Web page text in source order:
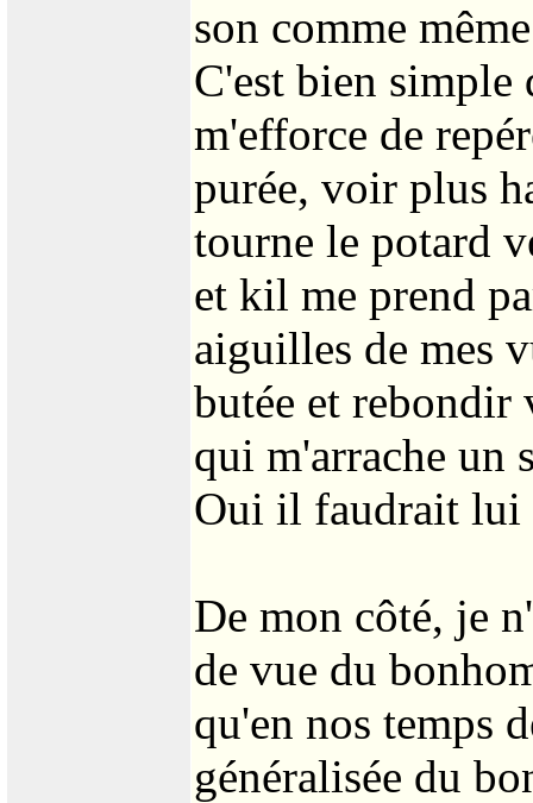
son comme
C'est bien simple
m'efforce de
purée, voir plus
tourne le potard
et kil me prend
aiguilles de mes
butée et rebondir
qui m'arrache un
Oui il faudrait lui
De mon côté, je
de vue du
qu'en nos temps
généralisée du